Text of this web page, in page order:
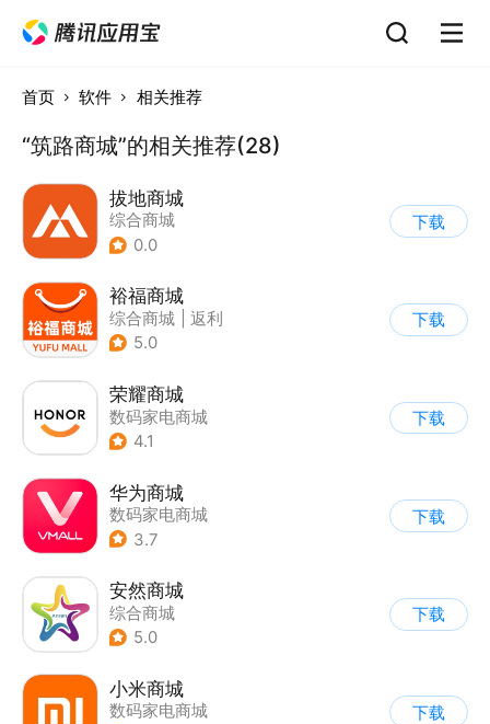
首页 软件 相关推荐
“筑路商城”的相关推荐(28)
拔地商城
综合商城
0.0
下载
裕福商城
综合商城
返利
5.0
下载
荣耀商城
数码家电商城
4.1
下载
华为商城
数码家电商城
3.7
下载
安然商城
综合商城
5.0
下载
小米商城
数码家电商城
下载